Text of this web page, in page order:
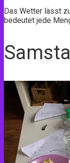
Das Wetter lässt
bedeutet jede